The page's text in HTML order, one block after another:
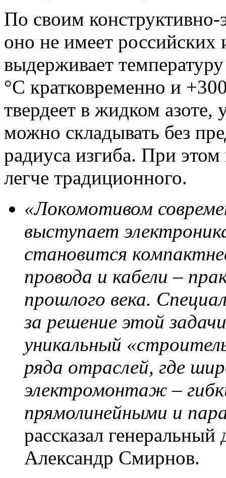
По своим
оно не имеет российских
выдерживает
°С кратковременно и
твердеет в жидком азоте,
можно складывать без
радиуса изгиба. При
легче традиционного.
«Локомотивом
выступает
становится
провода и кабели –
прошлого века.
за решение этой
уникальный
ряда отраслей, где
электромонтаж –
прямолинейными и
рассказал
Александр Смирнов.